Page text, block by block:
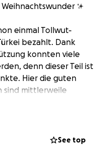
✨
einmal Tollwut-
bezahlt. Dank
konnten viele
denn dieser Teil ist
Hier die guten
sind mittlerweile
Mal in ihrem
glücklich in ihremSee top